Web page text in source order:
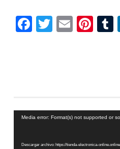
Facebook
Twitter
Email
Reproductor
vídeo
Media error: Format(s) not supported or
Descargar archivo: https://tienda-electronica-